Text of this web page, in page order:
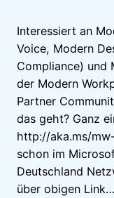
Interessiert an
Voice, Modern
Compliance) und
der Modern
Partner
das geht? Ganz
http://aka.ms/
schon im
Deutschland
über obigen Link…